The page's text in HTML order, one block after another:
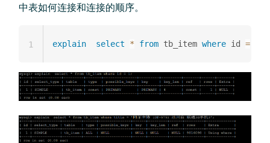
中表如何连接和连接的顺序。
explain select * from tb_item where id =
1